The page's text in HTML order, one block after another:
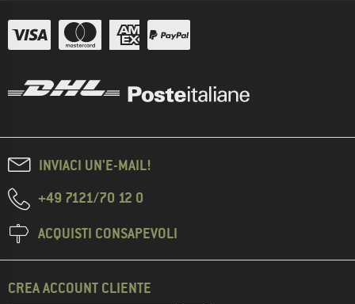
INVIACI UN'E-MAIL!
+49 7121/70 12 0
ACQUISTI CONSAPEVOLI
CREA ACCOUNT CLIENTE